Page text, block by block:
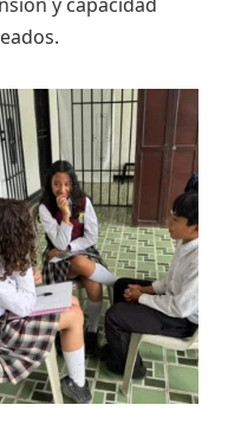
y capacidad